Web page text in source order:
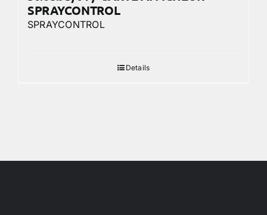
SPRAYCONTROL
SPRAYCONTROL
Details